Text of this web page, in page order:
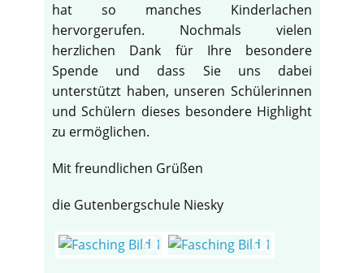
hat so manches Kinderlachen
hervorgerufen. Nochmals vielen
herzlichen Dank für Ihre besondere
Spende und dass Sie uns dabei
unterstützt haben, unseren Schülerinnen
und Schülern dieses besondere Highlight
zu ermöglichen.
Mit freundlichen Grüßen
die Gutenbergschule Niesky